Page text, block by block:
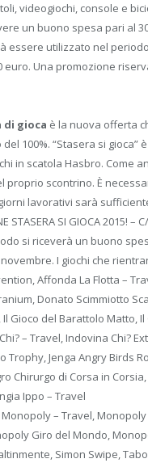
videogiochi, console e
un buono spesa pari al
essere utilizzato nel
euro. Una promozione
di gioca è la nuova offerta
100%. “Stasera si
in scatola Hasbro. Come
proprio scontrino. È
lavorativi sarà
SI GIOCA 2015! –
si riceverà un buono
I giochi che
Affonda La Flotta –
Donato Scimmiotto
Gioco del Barattolo Matto,
– Travel, Indovina Chi?
Jenga Angry Birds
Chirurgo di Corsa in
Ippo – Travel
– Travel,
Giro del Mondo,
Simon Swipe,